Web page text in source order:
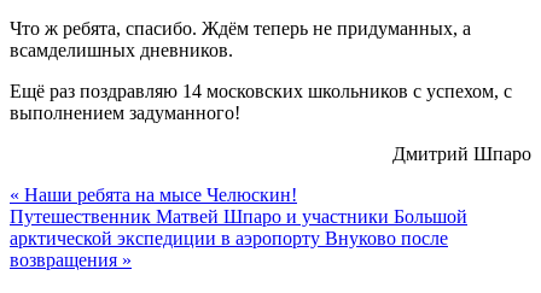
Что ж ребята, спасибо. Ждём теперь не придуманных, а
всамделишных дневников.
Ещё раз поздравляю 14 московских школьников с успехом, с
выполнением задуманного!
Дмитрий Шпаро
« Наши ребята на мысе Челюскин!
Путешественник Матвей Шпаро и участники Большой
арктической экспедиции в аэропорту Внуково после
возвращения »